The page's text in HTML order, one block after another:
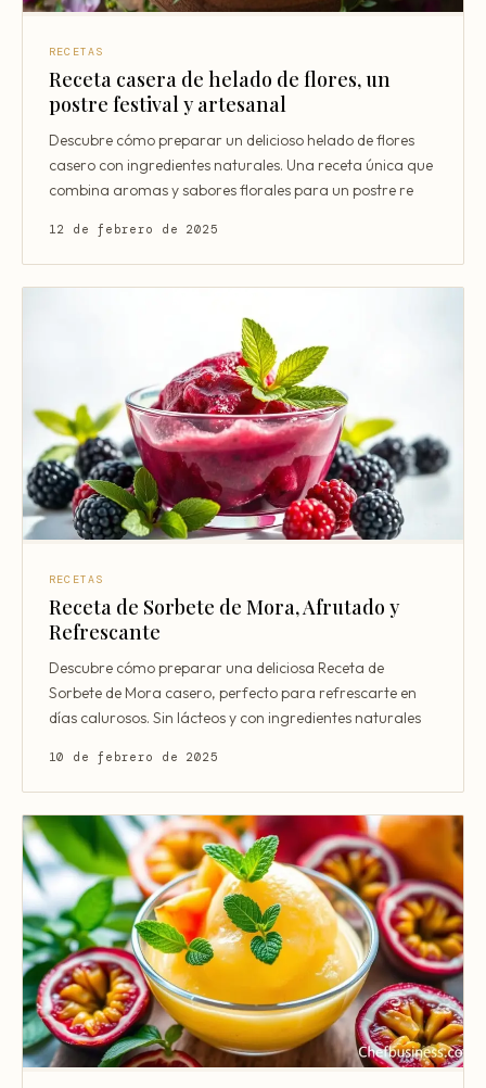
RECETAS
Receta casera de helado de flores, un
postre festival y artesanal
Descubre cómo preparar un delicioso helado de flores
casero con ingredientes naturales. Una receta única que
combina aromas y sabores florales para un postre re
12 de febrero de 2025
RECETAS
Receta de Sorbete de Mora, Afrutado y
Refrescante
Descubre cómo preparar una deliciosa Receta de
Sorbete de Mora casero, perfecto para refrescarte en
días calurosos. Sin lácteos y con ingredientes naturales
10 de febrero de 2025